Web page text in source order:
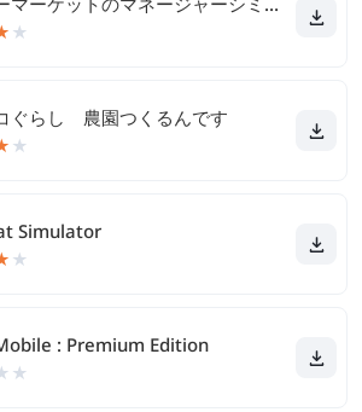
★
ぐらし 農園つくるんです
★
Simulator
★
: Premium Edition
★